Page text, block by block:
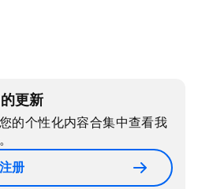
更新
的个性化内容合集中查看我
册